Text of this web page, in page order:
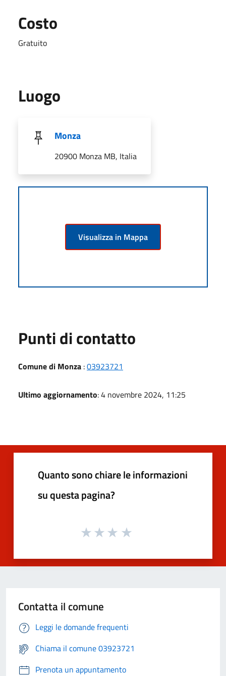
Costo
Gratuito
Luogo
Monza
20900 Monza MB, Italia
Visualizza in Mappa
Punti di contatto
Comune di Monza :03923721
Ultimo aggiornamento: 4 novembre 2024, 11:25
Quanto sono chiare le informazioni
su questa pagina?
Contatta il comune
Leggi le domande frequenti
Chiama il comune 03923721
Prenota un appuntamento